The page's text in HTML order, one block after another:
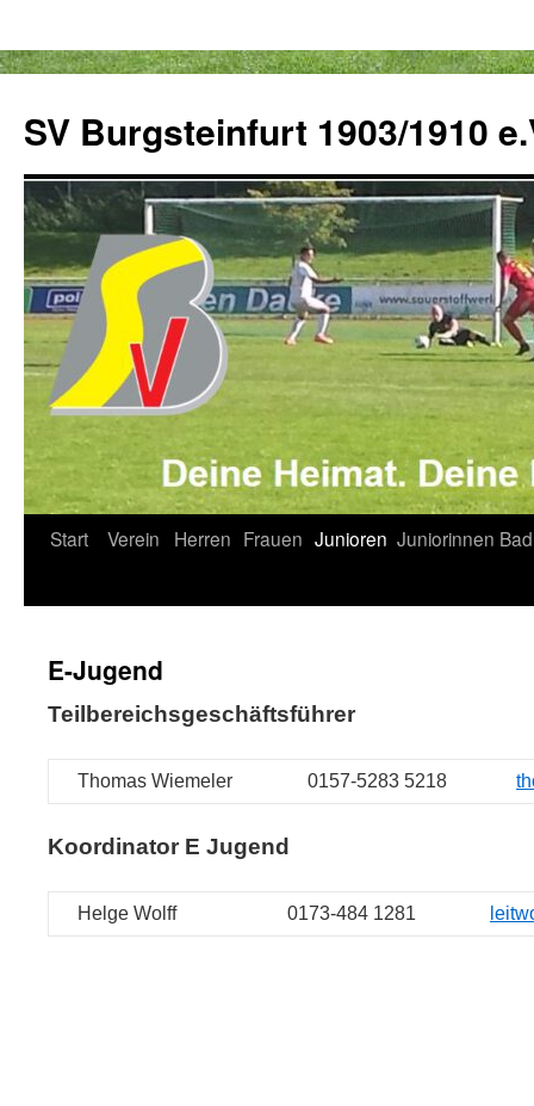
springen
SV Burgsteinfurt 1903/1910
Start Verein Herren Frauen Junioren Juniorinnen
E-Jugend
Teilbereichsgeschäftsführer
Thomas Wiemeler 0157-5283 5218
Koordinator E Jugend
Helge Wolff 0173-484 1281